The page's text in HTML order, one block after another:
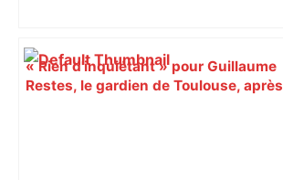
« Rien d'inquiétant » pour Guillaume
Restes, le gardien de Toulouse, après